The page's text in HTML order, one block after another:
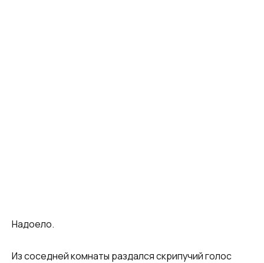
Надоело.
Из соседней комнаты раздался скрипучий голос